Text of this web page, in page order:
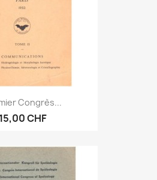
Congrès...
15,00 CHF